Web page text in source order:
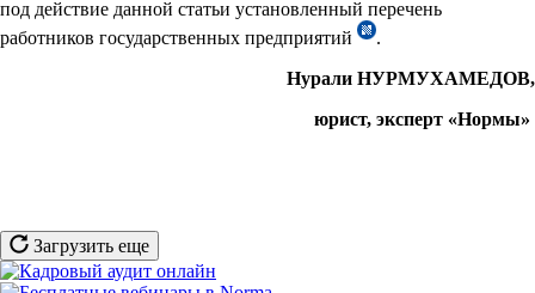
под действие данной статьи установленный перечень
работников государственных предприятий
.
Нурали НУРМУХАМЕДОВ,
юрист, эксперт «Нормы»
Загрузить еще